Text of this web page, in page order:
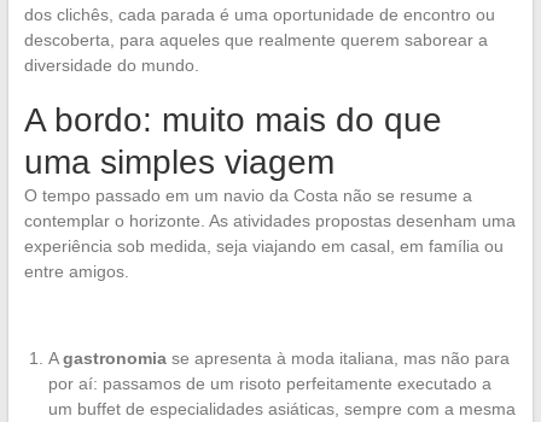
dos clichês, cada parada é uma oportunidade de encontro ou
descoberta, para aqueles que realmente querem saborear a
diversidade do mundo.
A bordo: muito mais do que
uma simples viagem
O tempo passado em um navio da Costa não se resume a
contemplar o horizonte. As atividades propostas desenham uma
experiência sob medida, seja viajando em casal, em família ou
entre amigos.
Agastronomiase apresenta à moda italiana, mas não para
por aí: passamos de um risoto perfeitamente executado a
um buffet de especialidades asiáticas, sempre com a mesma